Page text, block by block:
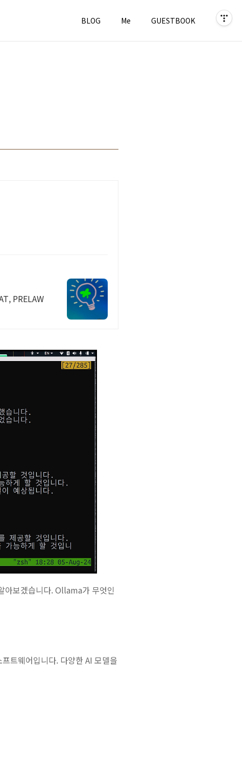
BLOG Me GUESTBOOK
PRELAW
아보겠습니다. Ollama가 무엇인
트웨어입니다. 다양한 AI 모델을